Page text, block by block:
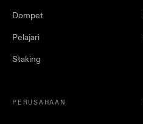
Dompet
Pelajari
Staking
PERUSAHAAN